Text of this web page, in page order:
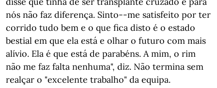
nós não faz diferença. Sinto--me satisfeito por ter
corrido tudo bem e o que fica disto é o estado
bestial em que ela está e olhar o futuro com mais
alívio. Ela é que está de parabéns. A mim, o rim
não me faz falta nenhuma", diz. Não termina sem
realçar o "excelente trabalho" da equipa.